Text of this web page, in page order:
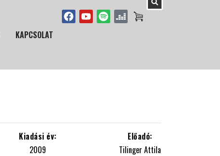
KAPCSOLAT
2009 Tilinger Attila